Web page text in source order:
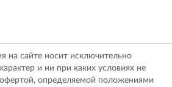
на сайте носит исключительно
и ни при каких условиях не
определяемой положениями